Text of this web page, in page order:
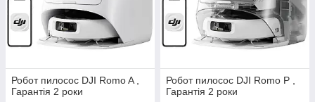
Робот пилосос DJI Romo A ,
Гарантія 2 роки
Робот пилосос DJI Romo P ,
Гарантія 2 роки